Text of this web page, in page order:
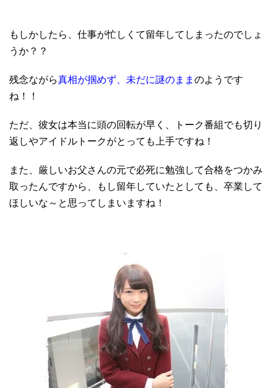
もしかしたら、仕事が忙しくて留年してしまったのでしょ
うか？？
残念ながら真相が掴めず、未だに謎のまま のようです
ね！！
ただ、彼女は本当に頭の回転が早く、トーク番組でも切り
返しやアイドルトークがとっても上手ですね！
また、厳しいお父さんの元で必死に勉強して合格をつかみ
取ったんですから、もし留年していたとしても、卒業して
ほしいな～と思ってしまいますね！